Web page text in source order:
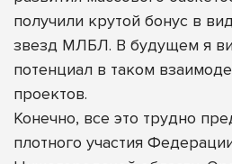
получили крутой бонус в
звезд МЛБЛ. В будущем я
потенциал в таком
проектов.
Конечно, все это трудно
плотного участия